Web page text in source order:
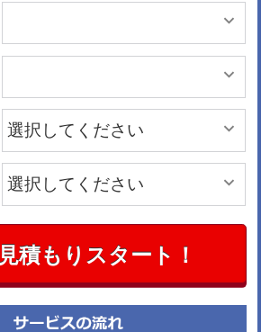
見積もりスタート！